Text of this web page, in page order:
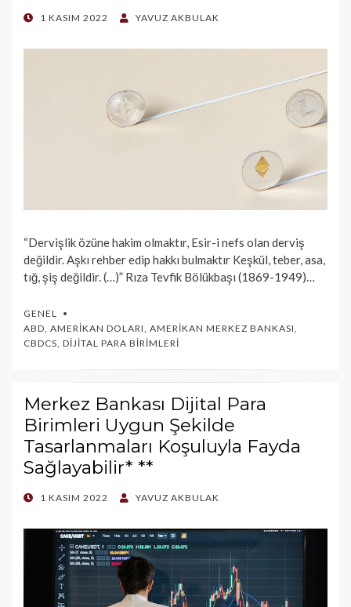
POSTED
1 KASIM 2022 YAVUZ AKBULAK
“Dervişlik özüne hakim olmaktır, Esir-i nefs olan derviş
değildir. Aşkı rehber edip hakkı bulmaktır Keşkül, teber, asa,
tığ, şiş değildir. (…)” Rıza Tevfik Bölükbaşı (1869-1949)…
GENEL
ABD AMERIKAN DOLARI AMERIKAN MERKEZ BANKASI
CBDCS DIJITAL PARA BIRIMLERI
Merkez Bankası Dijital Para
Birimleri Uygun Şekilde
Tasarlanmaları Koşuluyla Fayda
Sağlayabilir* **
POSTED
1 KASIM 2022 YAVUZ AKBULAK